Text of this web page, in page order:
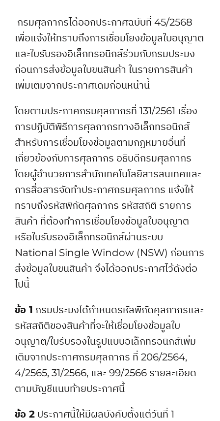
กรมศุลกากรได้ออกประกาศฉบับที่ 45/2568
เพื่อแจ้งให้ทราบถึงการเชื่อมโยงข้อมูลใบอนุญาต
และใบรับรองอิเล็กทรอนิกส์ร่วมกับกรมประมง
ก่อนการส่งข้อมูลใบขนสินค้า ในรายการสินค้า
เพิ่มเติมจากประกาศเดิมก่อนหน้านี้
โดยตามประกาศกรมศุลกากรที่ 131/2561 เรื่อง
การปฏิบัติพิธีการศุลกากรทางอิเล็กทรอนิกส์
สำหรับการเชื่อมโยงข้อมูลตามกฎหมายอื่นที่
เกี่ยวข้องกับการศุลกากร อธิบดีกรมศุลกากร
โดยผู้อำนวยการสำนักเทคโนโลยีสารสนเทศและ
การสื่อสารจัดทำประกาศกรมศุลกากร แจ้งให้
ทราบถึงรหัสพิกัดศุลกากร รหัสสถิติ รายการ
สินค้า ที่ต้องทำการเชื่อมโยงข้อมูลใบอนุญาต
หรือใบรับรองอิเล็กทรอนิกส์ผ่านระบบ
National Single Window (NSW) ก่อนการ
ส่งข้อมูลใบขนสินค้า จึงได้ออกประกาศไว้ดังต่อ
ไปนี้
ข้อ 1 กรมประมงได้กำหนดรหัสพิกัดศุลกากรและ
รหัสสถิติของสินค้าที่จะให้เชื่อมโยงข้อมูลใบ
อนุญาต/ใบรับรองในรูปแบบอิเล็กทรอนิกส์เพิ่ม
เติมจากประกาศกรมศุลกากร ที่ 206/2564,
4/2565, 31/2566, และ 99/2566 รายละเอียด
ตามบัญชีแนบท้ายประกาศนี้
ข้อ 2 ประกาศนี้ให้มีผลบังคับตั้งแต่วันที่ 1